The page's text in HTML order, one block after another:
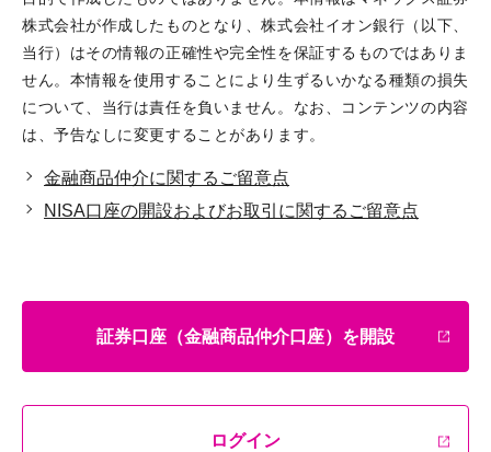
株式会社が作成したものとなり、株式会社イオン銀行（以下、
当行）はその情報の正確性や完全性を保証するものではありま
せん。本情報を使用することにより生ずるいかなる種類の損失
について、当行は責任を負いません。なお、コンテンツの内容
は、予告なしに変更することがあります。
金融商品仲介に関するご留意点
NISA口座の開設およびお取引に関するご留意点
証券口座（金融商品仲介口座）を開設
ログイン